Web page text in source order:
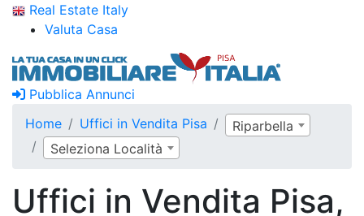
Real Estate Italy
Valuta Casa
Pubblica Annunci
Home
Uffici in Vendita Pisa
Riparbella
Seleziona Località
Uffici in Vendita Pisa,